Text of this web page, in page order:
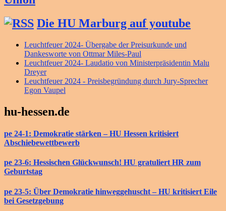
Die HU Marburg auf youtube
Leuchtfeuer 2024- Übergabe der Preisurkunde und
Dankesworte von Ottmar Miles-Paul
Leuchtfeuer 2024- Laudatio von Ministerpräsidentin Malu
Dreyer
Leuchtfeuer 2024 - Preisbegründung durch Jury-Sprecher
Egon Vaupel
hu-hessen.de
pe 24-1: Demokratie stärken – HU Hessen kritisiert
Abschiebewettbewerb
pe 23-6: Hessischen Glückwunsch! HU gratuliert HR zum
Geburtstag
pe 23-5: Über Demokratie hinweggehuscht – HU kritisiert Eile
bei Gesetzgebung